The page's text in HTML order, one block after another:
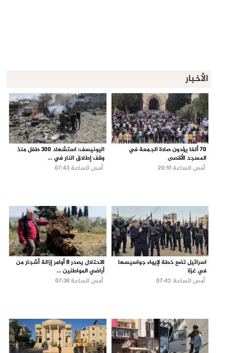
الأخبار
70 ألفا يؤدون صلاة الجمعة في
المسجد الأقصى
أمس الساعة 20:51
اليونيسف: استشهاد 300 طفل منذ
وقف إطلاق النار في ...
أمس الساعة 07:43
اسرائيل تضع خطة لإيواء جواسيسها
في غزة
أمس الساعة 07:42
الاحتلال يصدر 8 أوامر إزالة أشجار من
أراضي المواطنين ...
أمس الساعة 07:38